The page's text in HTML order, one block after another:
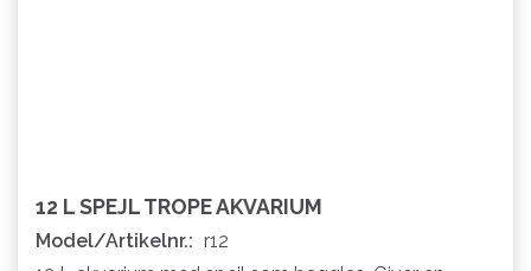
12 L SPEJL TROPE AKVARIUM
Model/Artikelnr.: r12